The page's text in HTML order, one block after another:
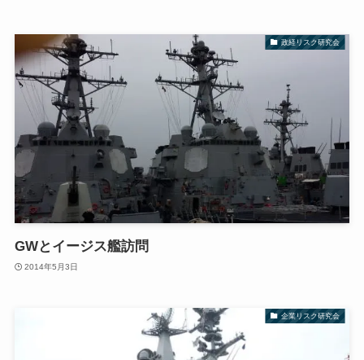
政経リスク研究会
GWとイージス艦訪問
2014年5月3日
企業リスク研究会